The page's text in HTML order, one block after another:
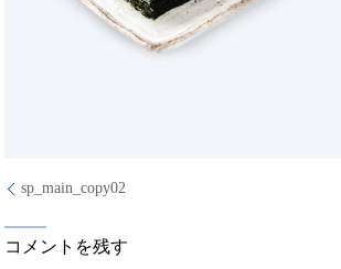
sp_main_copy02
コメントを残す